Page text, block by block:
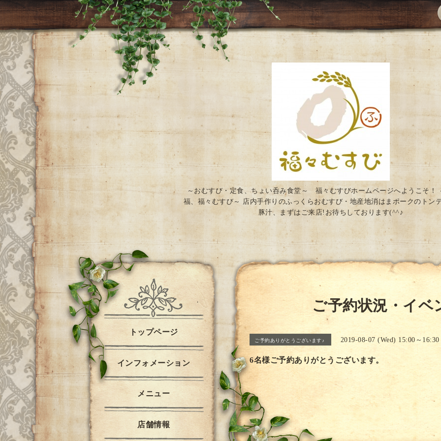
～おむすび・定食、ちょい呑み食堂～ 福々むすびホームページへようこそ！
福、福々むすび～ 店内手作りのふっくらおむすび・地産地消はまポークのトン
豚汁、まずはご来店!お待ちしております(^^♪
ご予約状況・イベ
ご予約ありがとうございます♪ 2019-08-07 (Wed) 15:00～16:30
6名様ご予約ありがとうございます。
トップページ
インフォメーション
メニュー
店舗情報